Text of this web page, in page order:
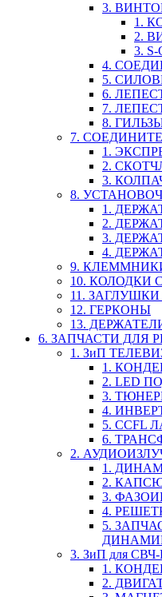
3.
1.
2.
3.
4.
5.
6.
7.
8.
7.
1.
2.
3.
8.
1.
2.
3.
4.
9.
10. КОЛОДКИ
11.
12. ГЕРКОНЫ
13.
6. ЗАПЧАСТИ ДЛЯ
1. ЗиП
1.
2. LED
3.
4.
5. CCFL
6.
2.
1.
2.
3.
4.
5.
3. ЗиП для
1.
2.